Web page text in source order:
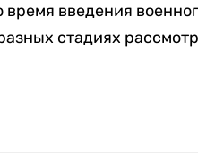
время введения
стадиях